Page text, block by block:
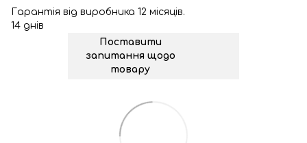
Гарантія від виробника 12 місяців.
14 днів
Поставити
запитання щодо
товару